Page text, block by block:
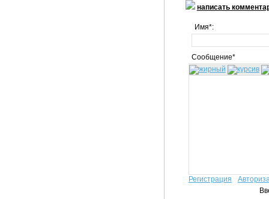
написать
Имя*:
Сообщение*
Регистрация